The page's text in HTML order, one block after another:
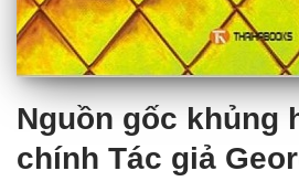
Nguồn gốc khủng
chính Tác giả